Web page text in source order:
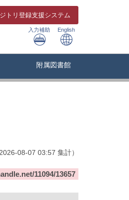
トリ 登録支援システム
入力補助 English
附属図書館
08-07 03:57 集計）
11094/13657